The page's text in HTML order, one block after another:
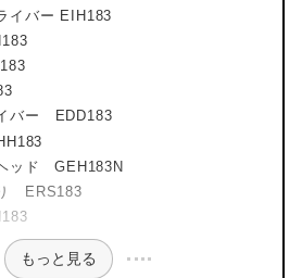
イバー EIH183
バー EDD183
ッド GEH183N
ERS183
もっと見る